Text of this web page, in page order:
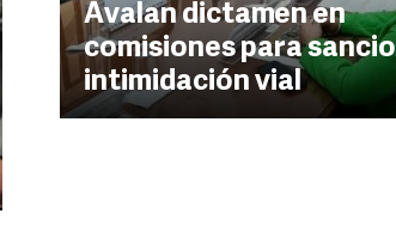
Avalan dictamen en
comisiones para
intimidación vial